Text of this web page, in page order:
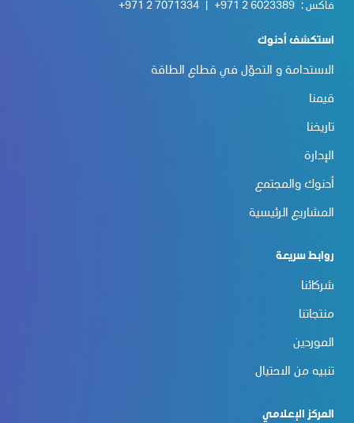
فاكس : +971 2 6023389
+971 2 7071334
استكشف أدنوك
الاستدامة و التحوّل في قطاع الطاقة
قيمنا
تاريخنا
الإدارة
أدنوك والمجتمع
المشاريع الرئيسية
روابط سريعة
شركائنا
منتجاتنا
الموردين
تنبيه من الاحتيال
المركز الإعلامي